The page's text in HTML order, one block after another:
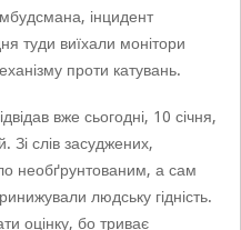
інцидент
туди виїхали монітори
проти катувань.
вже сьогодні, 10 січня,
Зі слів засуджених,
необґрунтованим, а сам
людську гідність.
оцінку, бо триває